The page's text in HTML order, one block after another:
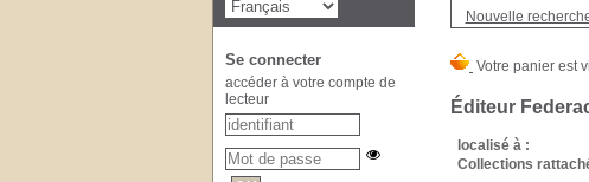
Nouvelle
Éditeur
localisé à :
Collections
Se connecter
accéder à votre compte de
lecteur